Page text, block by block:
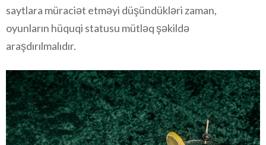
saytlara müraciət etməyi düşündükləri zaman,
oyunların hüquqi statusu mütləq şəkildə
araşdırılmalıdır.